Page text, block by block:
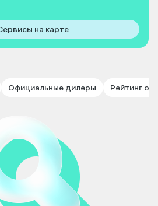
на карте
Официальные дилеры Рейтинг